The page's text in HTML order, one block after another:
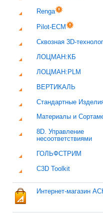
Renga
Pilot-ECM
Сквозная 3D-
ЛОЦМАН:КБ
ЛОЦМАН:PLM
ВЕРТИКАЛЬ
Стандартные
Материалы и
8D. Управление
несоответствиями
ГОЛЬФСТРИМ
C3D Toolkit
Интернет-магазин